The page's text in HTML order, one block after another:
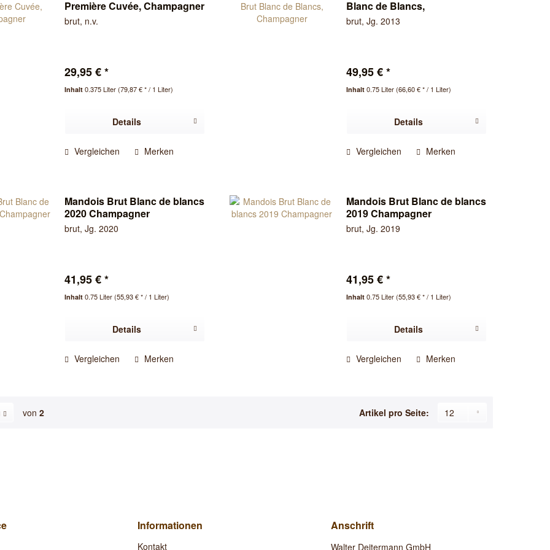
Première Cuvée, Champagner
brut, n.v.
29,95 € *
Inhalt0.375 Liter(79,87 € * / 1 Liter)
Details
Vergleichen Merken
Blanc de Blancs,
Champagner
brut, Jg. 2013
49,95 € *
Inhalt0.75 Liter(66,60 € * / 1 Liter)
Details
Vergleichen Merken
Mandois Brut Blanc de blancs
2020 Champagner
brut, Jg. 2020
41,95 € *
Inhalt0.75 Liter(55,93 € * / 1 Liter)
Details
Vergleichen Merken
Mandois Brut Blanc de blancs
2019 Champagner
brut, Jg. 2019
41,95 € *
Inhalt0.75 Liter(55,93 € * / 1 Liter)
Details
Vergleichen Merken
von 2 Artikel pro Seite:
Informationen
Kontakt
Anschrift
Walter Deitermann GmbH